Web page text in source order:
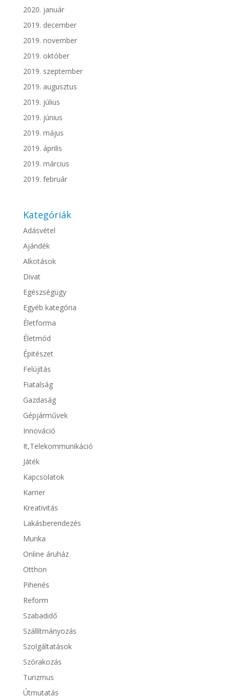
2020. január
2019. december
2019. november
2019. október
2019. szeptember
2019. augusztus
2019. július
2019. június
2019. május
2019. április
2019. március
2019. február
Kategóriák
Adásvétel
Ajándék
Alkotások
Divat
Egészségügy
Egyéb kategória
Életforma
Életmód
Épitészet
Felújítás
Fiatalság
Gazdaság
Gépjárművek
Innováció
It,Telekommunikáció
Játék
Kapcsolatok
Karrier
Kreativitás
Lakásberendezés
Munka
Online áruház
Otthon
Pihenés
Reform
Szabadidő
Szállítmányozás
Szolgáltatások
Szórakozás
Turizmus
Útmutatás